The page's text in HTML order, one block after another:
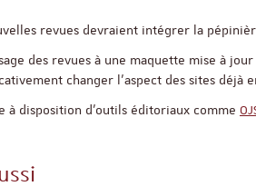
revues devraient intégrer la
des revues à une maquette mise à
changer l’aspect des sites déjà
à disposition d’outils éditoriaux comme